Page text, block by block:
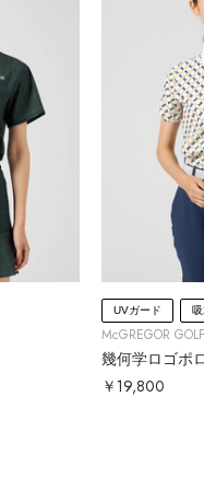
UVガード
McGREGOR
幾何学ロゴポ
￥19,800